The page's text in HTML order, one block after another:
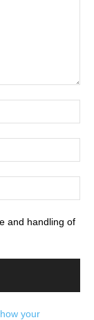
and handling of
your